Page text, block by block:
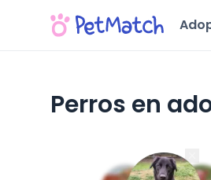
Perros en
Región de Valparaíso